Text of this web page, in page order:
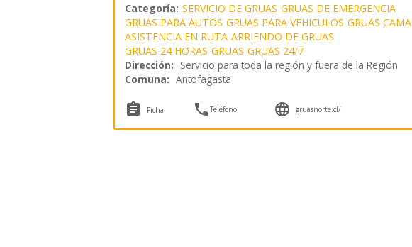
Categoría: SERVICIO DE GRUAS GRUAS DE EMERGENCIA
GRUAS PARA AUTOS GRUAS PARA VEHICULOS GRUAS CAMA
ASISTENCIA EN RUTA ARRIENDO DE GRUAS
GRUAS 24 HORAS GRUAS GRUAS 24/7
Dirección: Servicio para toda la región y fuera de la Región
Comuna: Antofagasta
 Ficha Teléfono  gruasnorte.cl/